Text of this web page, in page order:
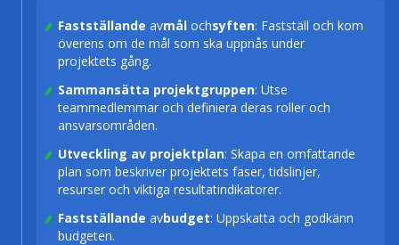
Fastställande avmål ochsyften: Fastställ och kom
överens om de mål som ska uppnås under
projektets gång.
Sammansätta projektgruppen: Utse
teammedlemmar och definiera deras roller och
ansvarsområden.
Utveckling av projektplan: Skapa en omfattande
plan som beskriver projektets faser, tidslinjer,
resurser och viktiga resultatindikatorer.
Fastställande avbudget: Uppskatta och godkänn
budgeten.